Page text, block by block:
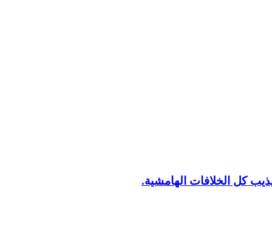
كل الخلافات الهامشية.